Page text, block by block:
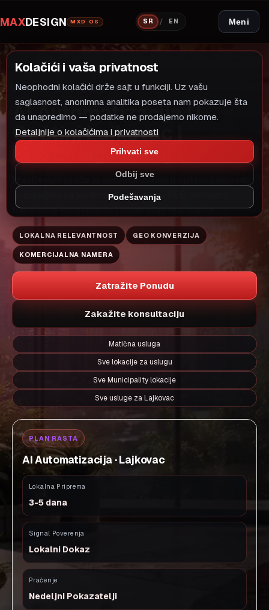
MAXDESIGN MXD OS SR / EN Meni
AI AUTOMATIZACIJA
LOKALNI MODEL RASTA
AI Automatizacija U
Opštini Lajkovac |
Maxdesign SRbija
MaxDesign pruža ai automatizacija u opštini Lajkovac.
Brzi sajtovi sa jasnom strukturom i SEO osnovom.
Besplatna konsultacija i jasan plan realizacije.
LOKALNA RELEVANTNOST GEO KONVERZIJA
KOMERCIJALNA NAMERA
Zatražite Ponudu
Zakažite konsultaciju
Matična usluga
Sve lokacije za uslugu
Sve Municipality lokacije
Sve usluge za Lajkovac
PLAN RASTA
AI Automatizacija · Lajkovac
Lokalna Priprema
3-5 dana
Signal Poverenja
Lokalni Dokaz
Praćenje
Nedeljni Pokazatelji
Kolačići i vaša privatnost
Neophodni kolačići drže sajt u funkciji. Uz vašu
saglasnost, anonimna analitika poseta nam pokazuje šta
da unapredimo — podatke ne prodajemo nikome.
Detaljnije o kolačićima i privatnosti
Prihvati sve
Odbij sve
Podešavanja